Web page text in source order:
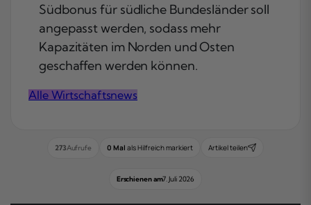
Südbonus für südliche Bundesländer soll
angepasst werden, sodass mehr
Kapazitäten im Norden und Osten
geschaffen werden können.
Alle Wirtschaftsnews
273Aufrufe 0 Mal als Hilfreich markiert Artikel teilen
Erschienen am7. Juli 2026